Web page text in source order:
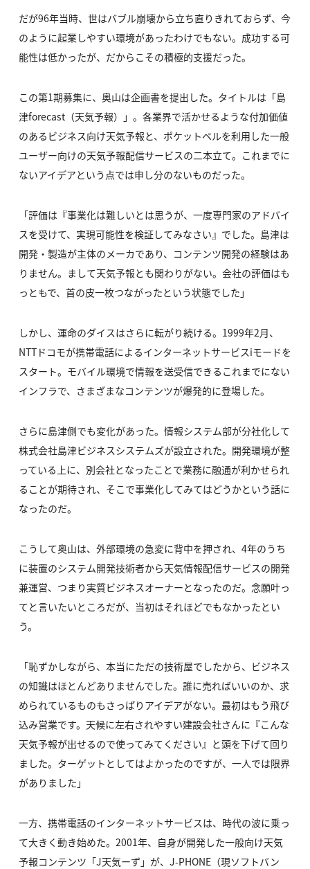
だが96年当時、世はバブル崩壊から立ち直りきれておらず、今
のように起業しやすい環境があったわけでもない。成功する可
能性は低かったが、だからこその積極的支援だった。
この第1期募集に、奥山は企画書を提出した。タイトルは「島
津forecast（天気予報）」。各業界で活かせるような付加価値
のあるビジネス向け天気予報と、ポケットベルを利用した一般
ユーザー向けの天気予報配信サービスの二本立て。これまでに
ないアイデアという点では申し分のないものだった。
「評価は『事業化は難しいとは思うが、一度専門家のアドバイ
スを受けて、実現可能性を検証してみなさい』でした。島津は
開発・製造が主体のメーカであり、コンテンツ開発の経験はあ
りません。まして天気予報とも関わりがない。会社の評価はも
っともで、首の皮一枚つながったという状態でした」
しかし、運命のダイスはさらに転がり続ける。1999年2月、
NTTドコモが携帯電話によるインターネットサービスiモードを
スタート。モバイル環境で情報を送受信できるこれまでにない
インフラで、さまざまなコンテンツが爆発的に登場した。
さらに島津側でも変化があった。情報システム部が分社化して
株式会社島津ビジネスシステムズが設立された。開発環境が整
っている上に、別会社となったことで業務に融通が利かせられ
ることが期待され、そこで事業化してみてはどうかという話に
なったのだ。
こうして奥山は、外部環境の急変に背中を押され、4年のうち
に装置のシステム開発技術者から天気情報配信サービスの開発
兼運営、つまり実質ビジネスオーナーとなったのだ。念願叶っ
てと言いたいところだが、当初はそれほどでもなかったとい
う。
「恥ずかしながら、本当にただの技術屋でしたから、ビジネス
の知識はほとんどありませんでした。誰に売ればいいのか、求
められているものもさっぱりアイデアがない。最初はもう飛び
込み営業です。天候に左右されやすい建設会社さんに『こんな
天気予報が出せるので使ってみてください』と頭を下げて回り
ました。ターゲットとしてはよかったのですが、一人では限界
がありました」
一方、携帯電話のインターネットサービスは、時代の波に乗っ
て大きく動き始めた。2001年、自身が開発した一般向け天気
予報コンテンツ「J天気ーず」が、J-PHONE（現ソフトバン